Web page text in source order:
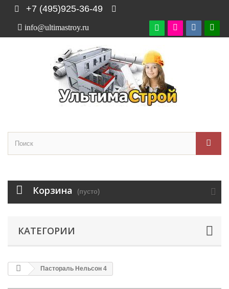
+7 (495)925-36-49

info@ultimastroy.ru
Корзина (пусто)
КАТЕГОРИИ
Пастораль Нельсон 4